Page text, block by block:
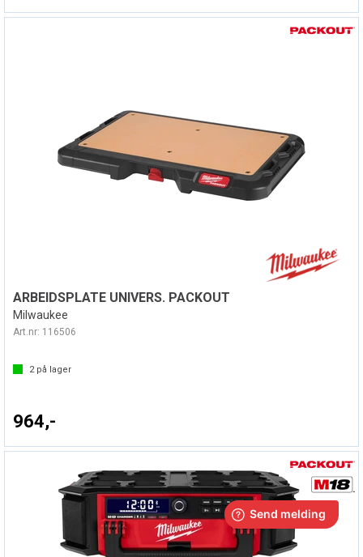
ARBEIDSPLATE UNIVERS. PACKOUT
Milwaukee
Art.nr: 116506
2på lager
964,-